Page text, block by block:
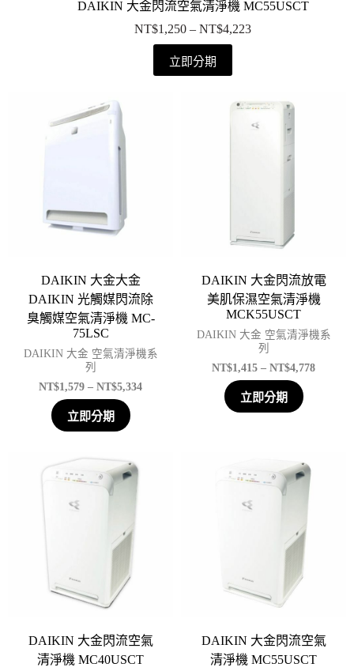
DAIKIN 大金閃流空氣清淨機 MC55USCT
NT$1,250 – NT$4,223
立即分期
DAIKIN 大金大金
DAIKIN 光觸媒閃流除
臭觸媒空氣清淨機 MC-
75LSC
DAIKIN 大金 空氣清淨機系
列
NT$1,579 – NT$5,334
立即分期
DAIKIN 大金閃流放電
美肌保濕空氣清淨機
MCK55USCT
DAIKIN 大金 空氣清淨機系
列
NT$1,415 – NT$4,778
立即分期
DAIKIN 大金閃流空氣
清淨機 MC40USCT
DAIKIN 大金閃流空氣
清淨機 MC55USCT